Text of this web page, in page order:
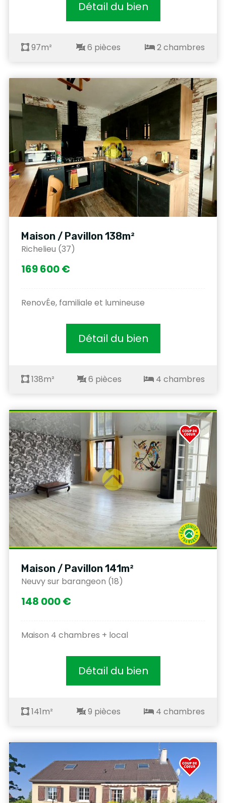
Détail du bien
97m² 6 pièces 2 chambres
Maison / Pavillon 138m²
Richelieu (37)
169 600 €
RenovÉe, familiale et lumineuse
Détail du bien
138m² 6 pièces 4 chambres
Maison / Pavillon 141m²
Neuvy sur barangeon (18)
148 000 €
Maison 4 chambres + local
Détail du bien
141m² 9 pièces 4 chambres